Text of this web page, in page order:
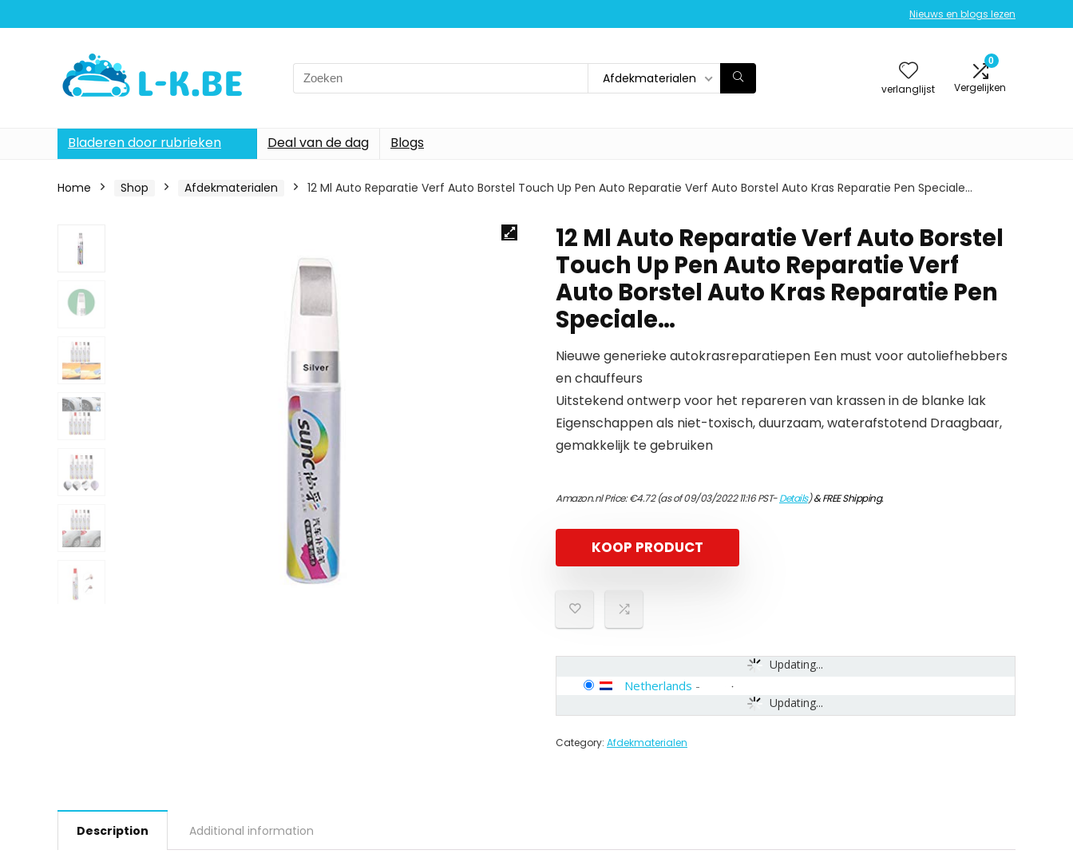
Nieuws en blogs lezen
Search
for:
Afdekmaterialen
verlanglijst
0
Vergelijken
Bladeren door rubrieken Deal van de dag Blogs
Home Shop Afdekmaterialen 12 Ml Auto Reparatie Verf Auto Borstel Touch Up Pen Auto Reparatie Verf Auto Borstel Auto Kras Reparatie Pen Speciale…
12 Ml Auto Reparatie Verf Auto Borstel
Touch Up Pen Auto Reparatie Verf
Auto Borstel Auto Kras Reparatie Pen
Speciale…
Nieuwe generieke autokrasreparatiepen Een must voor autoliefhebbers
en chauffeurs
Uitstekend ontwerp voor het repareren van krassen in de blanke lak
Eigenschappen als niet-toxisch, duurzaam, waterafstotend Draagbaar,
gemakkelijk te gebruiken
Amazon.nl Price:€4.72(as of 09/03/2022 11:16 PST-Details)&FREE Shipping.
KOOP PRODUCT
Updating...
Updating...
Netherlands -
Category: Afdekmaterialen
Description Additional information